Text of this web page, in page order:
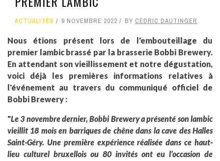
ACTUALITÉS 9 NOVEMBRE 2022 BY CÉDRIC DAUTINGER
Nous étions présent lors de l'embouteillage du
premier lambic brassé par la brasserie Bobbi Brewery.
En attendant son vieillissement et notre dégustation,
voici déjà les premières informations relatives à
l'événement au travers du communiqué officiel de
Bobbi Brewery :
"Le 3 novembre dernier, Bobbi Brewery a présenté son lambic
vieillit 18 mois en barriques de chêne dans la cave des Halles
Saint-Géry. Une première expérience réalisée dans ce haut-
lieu culturel bruxellois ou 80 invités ont eu l’occasion de